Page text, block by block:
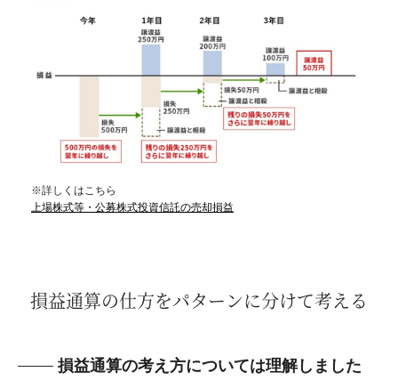
※詳しくはこちら
上場株式等・公募株式投資信託の売却損益
損益通算の仕方をパターンに分けて考える
損益通算の考え方については理解しました